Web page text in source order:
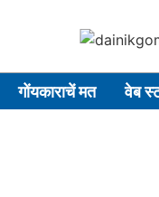
गोंयकाराचें मत वेब